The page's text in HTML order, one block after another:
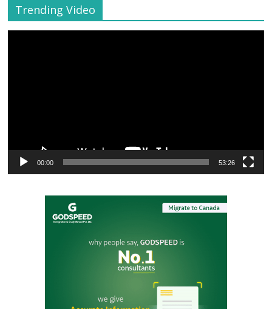
Trending Video
00:00 53:26